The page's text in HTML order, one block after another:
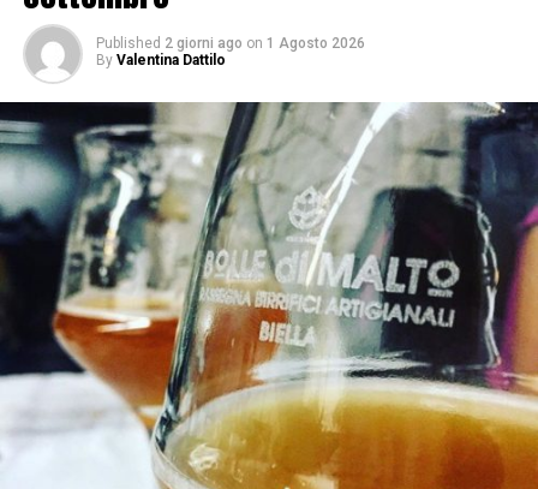
Published 2 giorni ago on 1 Agosto 2026
By Valentina Dattilo